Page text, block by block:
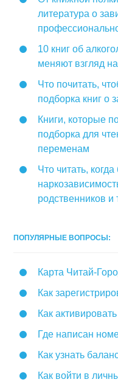
литература о
10 книг об
меняют взгляд
Что почитать,
подборка книг о
Книги, которые
подборка для
переменам
Что читать,
родственников и
ПОПУЛЯРНЫЕ ВОПРОСЫ:
Карта Читай-
Как
Как
Где написан
Как узнать
Как войти в